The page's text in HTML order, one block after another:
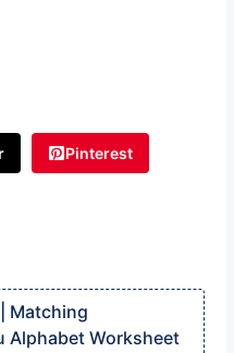
Pinterest
Matching
Alphabet Worksheet